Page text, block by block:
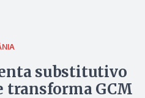
substitutivo
transforma GCM